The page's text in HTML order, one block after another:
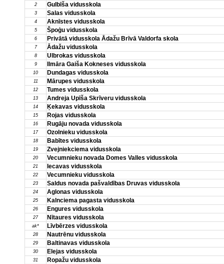
2 Gulbīša vidusskola
3 Salas vidusskola
4 Aknīstes vidusskola
5 Špoģu vidusskola
6 Privātā vidusskola Ādažu Brīvā Valdorfa skola
7 Ādažu vidusskola
8 Ulbrokas vidusskola
9 Ilmāra Gaiša Kokneses vidusskola
10 Dundagas vidusskola
11 Mārupes vidusskola
12 Tumes vidusskola
13 Andreja Upīša Skrīveru vidusskola
14 Ķekavas vidusskola
15 Rojas vidusskola
16 Rugāju novada vidusskola
17 Ozolnieku vidusskola
18 Babītes vidusskola
19 Zvejniekciema vidusskola
20 Vecumnieku novada Domes Valles vidusskola
21 Iecavas vidusskola
22 Vecumnieku vidusskola
23 Saldus novada pašvaldības Druvas vidusskola
24 Aglonas vidusskola
25 Kalnciema pagasta vidusskola
26 Engures vidusskola
27 Nītaures vidusskola
ak* Līvbērzes vidusskola
28 Nautrēnu vidusskola
29 Baltinavas vidusskola
30 Elejas vidusskola
31 Ropažu vidusskola